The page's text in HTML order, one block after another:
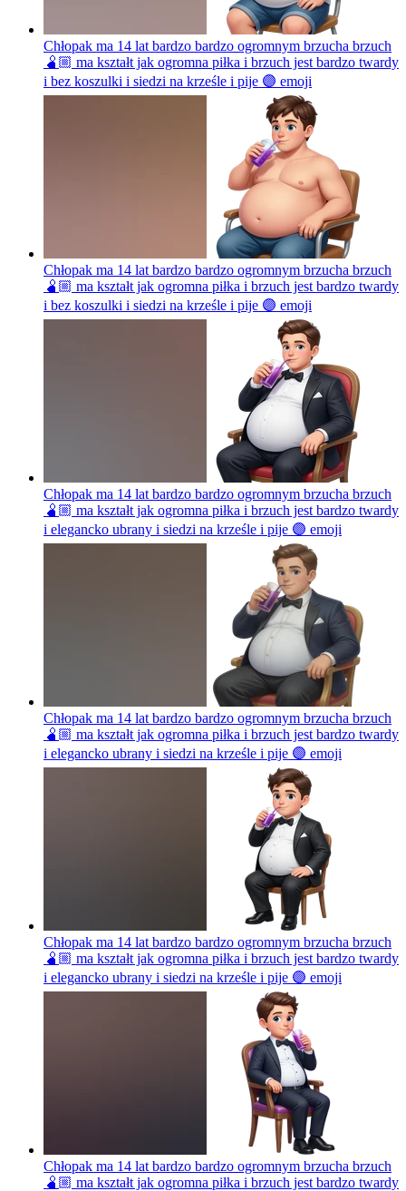
Chłopak ma 14 lat bardzo bardzo ogromnym brzucha brzuch
🫄🏼 ma kształt jak ogromna piłka i brzuch jest bardzo twardy
i bez koszulki i siedzi na krześle i pije 🟣 emoji
Chłopak ma 14 lat bardzo bardzo ogromnym brzucha brzuch
🫄🏼 ma kształt jak ogromna piłka i brzuch jest bardzo twardy
i bez koszulki i siedzi na krześle i pije 🟣 emoji
Chłopak ma 14 lat bardzo bardzo ogromnym brzucha brzuch
🫄🏼 ma kształt jak ogromna piłka i brzuch jest bardzo twardy
i elegancko ubrany i siedzi na krześle i pije 🟣 emoji
Chłopak ma 14 lat bardzo bardzo ogromnym brzucha brzuch
🫄🏼 ma kształt jak ogromna piłka i brzuch jest bardzo twardy
i elegancko ubrany i siedzi na krześle i pije 🟣 emoji
Chłopak ma 14 lat bardzo bardzo ogromnym brzucha brzuch
🫄🏼 ma kształt jak ogromna piłka i brzuch jest bardzo twardy
i elegancko ubrany i siedzi na krześle i pije 🟣 emoji
Chłopak ma 14 lat bardzo bardzo ogromnym brzucha brzuch
🫄🏼 ma kształt jak ogromna piłka i brzuch jest bardzo twardy